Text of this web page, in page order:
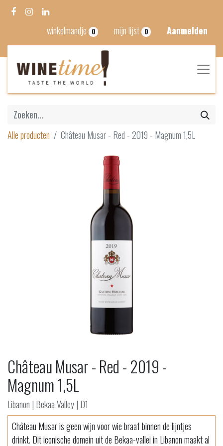
winkelmandje 0 mijn lijst 0 Aanmelden
Alle producten Château Musar - Red - 2019 - Magnum 1,5L
Château Musar - Red - 2019 -
Magnum 1,5L
Libanon | Bekaa Valley | D1
Château Musar is geen wijn voor wie braaf binnen de lijntjes
drinkt. Dit iconische domein uit de Bekaa-vallei in Libanon maakt al